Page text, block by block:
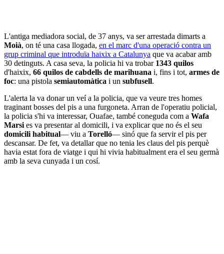
L'antiga mediadora social, de 37 anys, va ser arrestada dimarts a
Moià, on té una casa llogada, en el marc d'una operació contra un
grup criminal que introduïa haixix a Catalunya que va acabar amb
30 detinguts. A casa seva, la policia hi va trobar 1343 quilos
d'haixix, 66 quilos de cabdells de marihuana i, fins i tot, armes de
foc: una pistola semiautomàtica i un subfusell.
L'alerta la va donar un veí a la policia, que va veure tres homes
traginant bosses del pis a una furgoneta. Arran de l'operatiu policial,
la policia s'hi va interessar, Ouafae, també coneguda com a Wafa
Marsi es va presentar al domicili, i va explicar que no és el seu
domicili habitual— viu a Torelló— sinó que fa servir el pis per
descansar. De fet, va detallar que no tenia les claus del pis perquè
havia estat fora de viatge i qui hi vivia habitualment era el seu germà
amb la seva cunyada i un cosí.